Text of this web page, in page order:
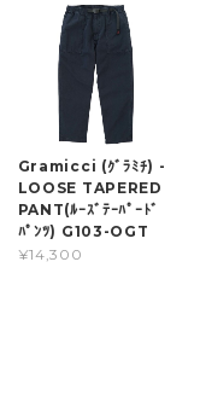
Gramicci (ｸﾞﾗﾐﾁ) -
LOOSE TAPERED
PANT(ﾙｰｽﾞﾃｰﾊﾟｰﾄﾞ
ﾊﾟﾝﾂ) G103-OGT
¥14,300